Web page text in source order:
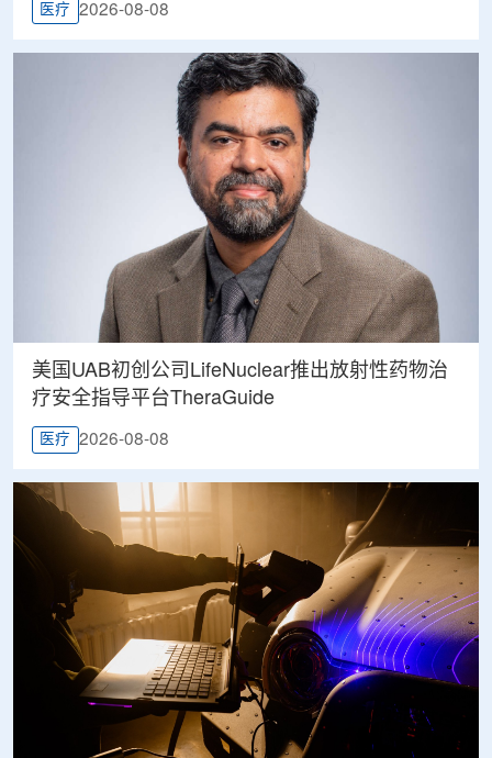
医疗 2026-08-08
美国UAB初创公司LifeNuclear推出放射性药物治
疗安全指导平台TheraGuide
医疗 2026-08-08